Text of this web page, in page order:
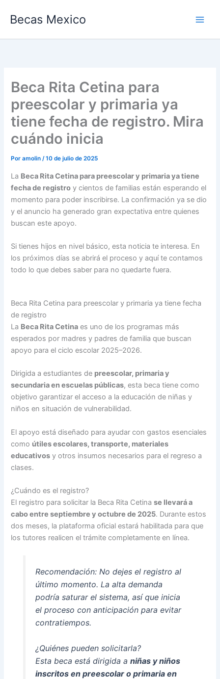
Becas Mexico
Beca Rita Cetina para
preescolar y primaria ya
tiene fecha de registro. Mira
cuándo inicia
Poramolin/10 de julio de 2025
La Beca Rita Cetina para preescolar y primaria ya tiene
fecha de registro y cientos de familias están esperando el
momento para poder inscribirse. La confirmación ya se dio
y el anuncio ha generado gran expectativa entre quienes
buscan este apoyo.
Si tienes hijos en nivel básico, esta noticia te interesa. En
los próximos días se abrirá el proceso y aquí te contamos
todo lo que debes saber para no quedarte fuera.
Beca Rita Cetina para preescolar y primaria ya tiene fecha
de registro
La Beca Rita Cetina es uno de los programas más
esperados por madres y padres de familia que buscan
apoyo para el ciclo escolar 2025–2026.
Dirigida a estudiantes de preescolar, primaria y
secundaria en escuelas públicas, esta beca tiene como
objetivo garantizar el acceso a la educación de niñas y
niños en situación de vulnerabilidad.
El apoyo está diseñado para ayudar con gastos esenciales
como útiles escolares, transporte, materiales
educativos y otros insumos necesarios para el regreso a
clases.
¿Cuándo es el registro?
El registro para solicitar la Beca Rita Cetinase llevará a
cabo entre septiembre y octubre de 2025. Durante estos
dos meses, la plataforma oficial estará habilitada para que
los tutores realicen el trámite completamente en línea.
Recomendación:No dejes el registro al
último momento. La alta demanda
podría saturar el sistema, así que inicia
el proceso con anticipación para evitar
contratiempos.
¿Quiénes pueden solicitarla?
Esta beca está dirigida a niñas y niños
inscritos en preescolar o primaria en